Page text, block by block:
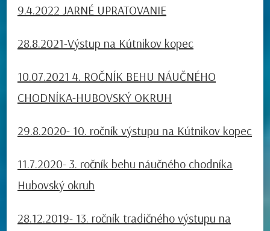
9.4.2022 JARNÉ UPRATOVANIE
28.8.2021-Výstup na Kútnikov kopec
10.07.2021 4. ROČNÍK BEHU NÁUČNÉHO
CHODNÍKA-HUBOVSKÝ OKRUH
29.8.2020- 10. ročník výstupu na Kútnikov kopec
11.7.2020- 3. ročník behu náučného chodníka
Hubovský okruh
28.12.2019- 13. ročník tradičného výstupu na